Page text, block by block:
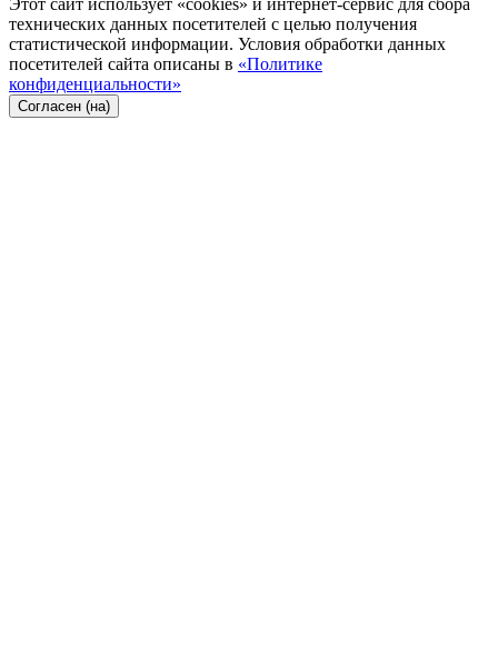
технических данных посетителей с целью получения
статистической информации. Условия обработки данных
посетителей сайта описаны в «Политике
конфиденциальности»
Согласен (на)